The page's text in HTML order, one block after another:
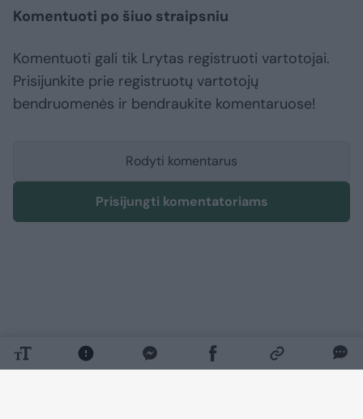
Komentuoti po šiuo straipsniu
Komentuoti gali tik Lrytas registruoti vartotojai.
Prisijunkite prie registruotų vartotojų
bendruomenės ir bendraukite komentaruose!
Rodyti komentarus
Prisijungti komentatoriams